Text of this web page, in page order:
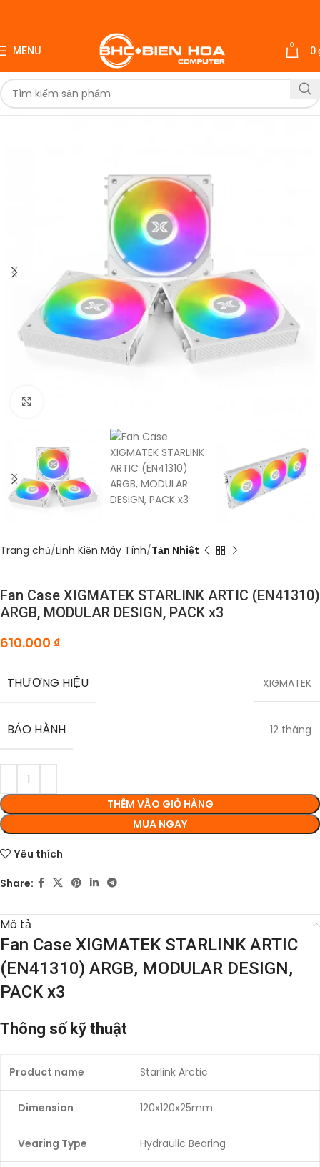
MENU 0 0
Trang chủ Linh Kiện Máy Tính Tản Nhiệt
Fan Case XIGMATEK STARLINK ARTIC (EN41310)
ARGB, MODULAR DESIGN, PACK x3
610.000 ₫
THƯƠNG HIỆU XIGMATEK
BẢO HÀNH 12 tháng
THÊM VÀO GIỎ HÀNG
MUA NGAY
Yêu thích
Share:
Mô tả
Fan Case XIGMATEK STARLINK ARTIC
(EN41310) ARGB, MODULAR DESIGN,
PACK x3
Thông số kỹ thuật
Product name Starlink Arctic
Dimension 120x120x25mm
Vearing Type Hydraulic Bearing